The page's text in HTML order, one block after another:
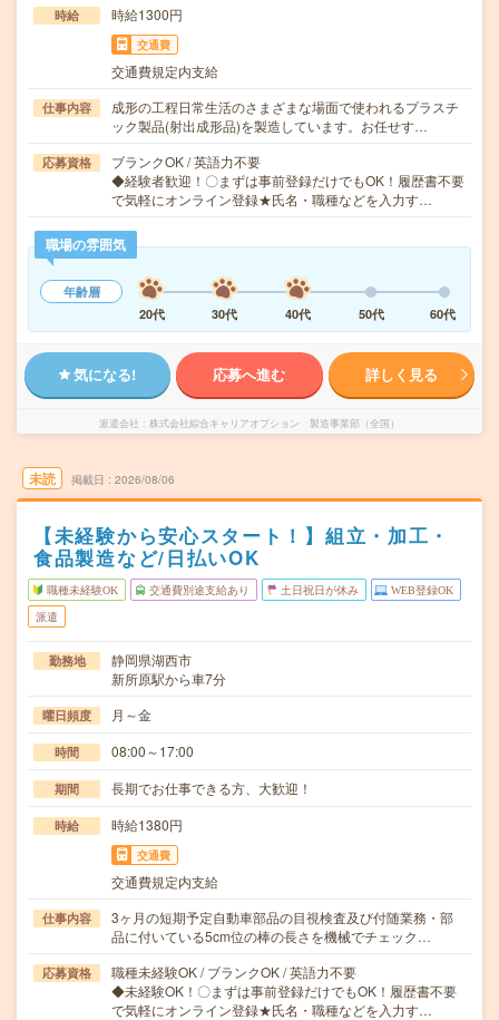
時給 時給1300円
交通費
交通費規定内支給
仕事内容
成形の工程日常生活のさまざまな場面で使われるプラスチ
ック製品(射出成形品)を製造しています。お任せす…
応募資格
ブランクOK / 英語力不要
◆経験者歓迎！〇まずは事前登録だけでもOK！履歴書不要
で気軽にオンライン登録★氏名・職種などを入力す…
職場の雰囲気
年齢層
20代
30代 40代 50代 60代
気になる! 応募へ進む 詳しく見る
派遣会社 株式会社綜合キャリアオプション 製造事業部（全国）
未読 掲載日 2026/08/06
【未経験から安心スタート！】組立・加工・
食品製造など/日払いOK
職種未経験OK 交通費別途支給あり 土日祝日が休み WEB登録OK
派遣
勤務地
静岡県湖西市
新所原駅から車7分
曜日頻度 月～金
時間 08:00～17:00
期間 長期でお仕事できる方、大歓迎！
時給 時給1380円
交通費
交通費規定内支給
仕事内容
3ヶ月の短期予定自動車部品の目視検査及び付随業務・部
品に付いている5cm位の棒の長さを機械でチェック…
応募資格
職種未経験OK / ブランクOK / 英語力不要
◆未経験OK！〇まずは事前登録だけでもOK！履歴書不要
で気軽にオンライン登録★氏名・職種などを入力す…